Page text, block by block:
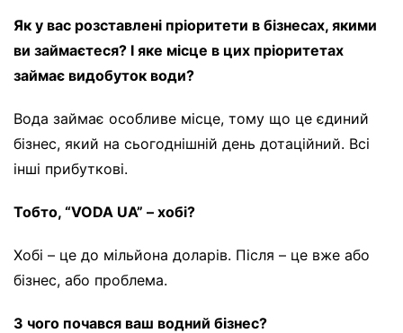
Як у вас розставлені пріоритети в бізнесах, якими
ви займаєтеся? І яке місце в цих пріоритетах
займає видобуток води?
Вода займає особливе місце, тому що це єдиний
бізнес, який на сьогоднішній день дотаційний. Всі
інші прибуткові.
Тобто, “VODA UA” – хобі?
Хобі – це до мільйона доларів. Після – це вже або
бізнес, або проблема.
З чого почався ваш водний бізнес?